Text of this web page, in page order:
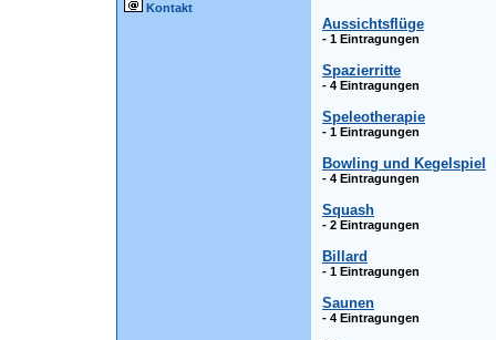
Kontakt
Aussichtsflüge
- 1 Eintragungen
Spazierritte
- 4 Eintragungen
Speleotherapie
- 1 Eintragungen
Bowling und Kegelspiel
- 4 Eintragungen
Squash
- 2 Eintragungen
Billard
- 1 Eintragungen
Saunen
- 4 Eintragungen